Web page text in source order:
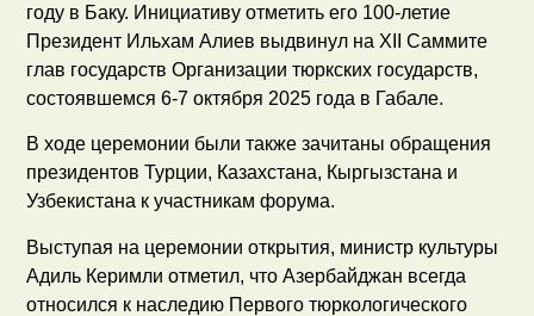
году в Баку. Инициативу отметить его 100-летие
Президент Ильхам Алиев выдвинул на XII Саммите
глав государств Организации тюркских государств,
состоявшемся 6-7 октября 2025 года в Габале.
В ходе церемонии были также зачитаны обращения
президентов Турции, Казахстана, Кыргызстана и
Узбекистана к участникам форума.
Выступая на церемонии открытия, министр культуры
Адиль Керимли отметил, что Азербайджан всегда
относился к наследию Первого тюркологического